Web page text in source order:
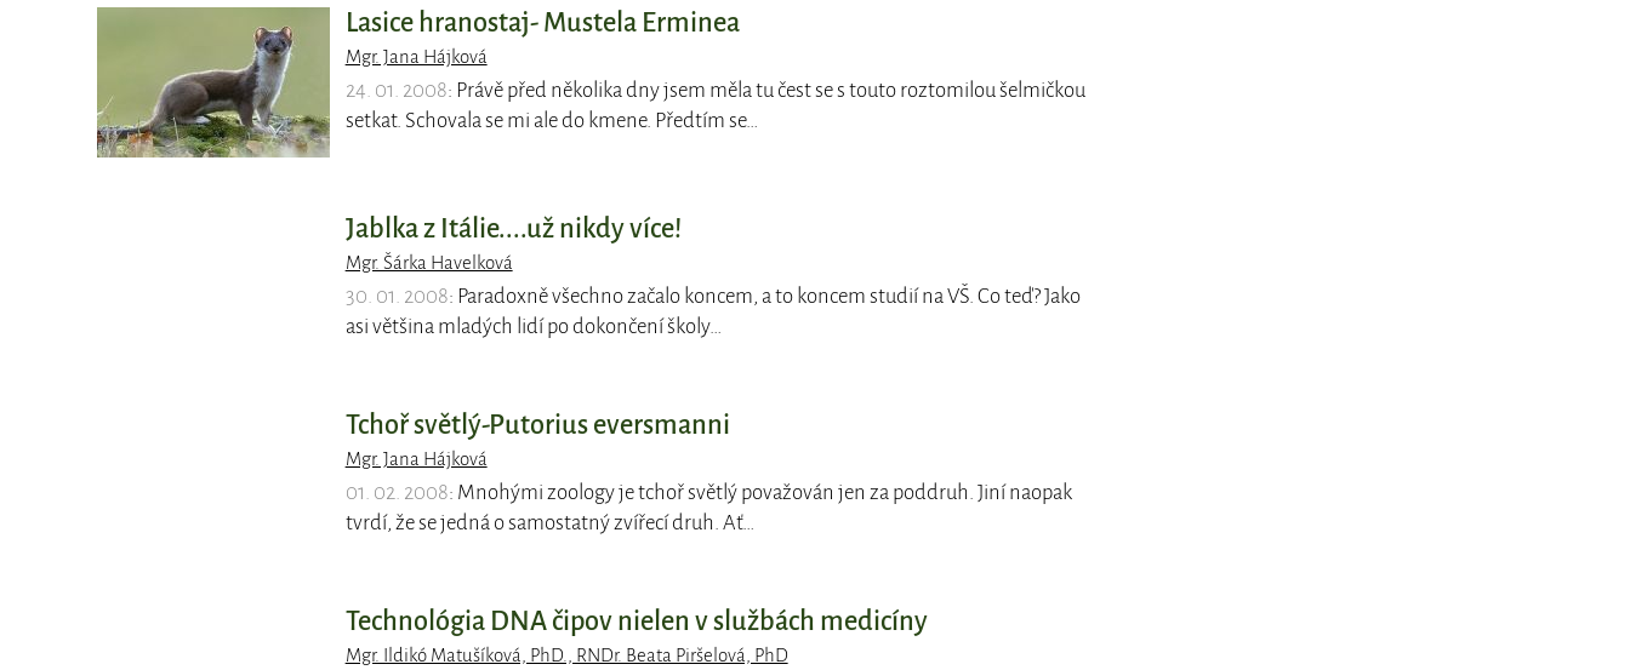
Lasice hranostaj- Mustela Erminea
Mgr. Jana Hájková
24. 01. 2008: Právě před několika dny jsem měla tu čest se s touto roztomilou šelmičkou
setkat. Schovala se mi ale do kmene. Předtím se…
Jablka z Itálie....už nikdy více!
Mgr. Šárka Havelková
30. 01. 2008: Paradoxně všechno začalo koncem, a to koncem studií na VŠ. Co teď? Jako
asi většina mladých lidí po dokončení školy…
Tchoř světlý-Putorius eversmanni
Mgr. Jana Hájková
01. 02. 2008: Mnohými zoology je tchoř světlý považován jen za poddruh. Jiní naopak
tvrdí, že se jedná o samostatný zvířecí druh. Ať…
Technológia DNA čipov nielen v službách medicíny
Mgr. Ildikó Matušíková, PhD., RNDr. Beata Piršelová, PhD